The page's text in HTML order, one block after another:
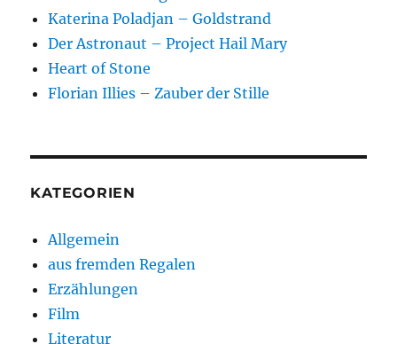
Katerina Poladjan – Goldstrand
Der Astronaut – Project Hail Mary
Heart of Stone
Florian Illies – Zauber der Stille
KATEGORIEN
Allgemein
aus fremden Regalen
Erzählungen
Film
Literatur